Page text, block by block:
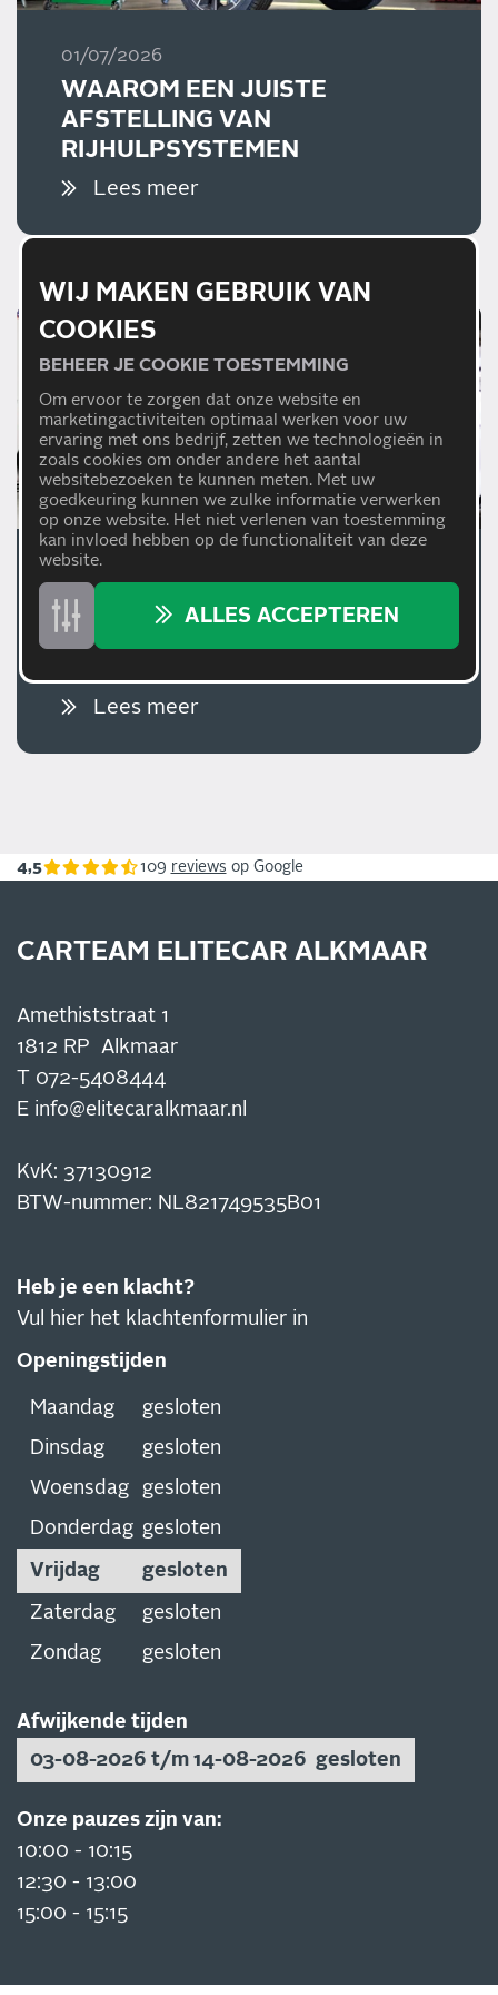
01/07/2026
WAAROM EEN JUISTE
AFSTELLING VAN
RIJHULPSYSTEMEN
BELANGRIJK IS
Lees meer
WAAROM MODERNE AUTO'S
MEER ONDERHOUD NODIG
Lees meer
4,5 109 reviews op Google
CARTEAM ELITECAR ALKMAAR
Amethiststraat 1
1812 RP Alkmaar
T 072-5408444
E info@elitecaralkmaar.nl
KvK: 37130912
BTW-nummer: NL821749535B01
Heb je een klacht?
Vul hier het klachtenformulier in
Openingstijden
Maandag
gesloten
Dinsdag
gesloten
Woensdag
gesloten
Donderdag gesloten
Vrijdag gesloten
Zaterdag
gesloten
Zondag
gesloten
Afwijkende tijden
03-08-2026 t/m 14-08-2026 gesloten
Onze pauzes zijn van:
10:00 - 10:15
12:30 - 13:00
15:00 - 15:15
WIJ MAKEN GEBRUIK VAN
COOKIES
BEHEER JE COOKIE TOESTEMMING
Om ervoor te zorgen dat onze website en
marketingactiviteiten optimaal werken voor uw
ervaring met ons bedrijf, zetten we technologieën in
zoals cookies om onder andere het aantal
websitebezoeken te kunnen meten. Met uw
goedkeuring kunnen we zulke informatie verwerken
op onze website. Het niet verlenen van toestemming
kan invloed hebben op de functionaliteit van deze
website.
ALLES ACCEPTEREN